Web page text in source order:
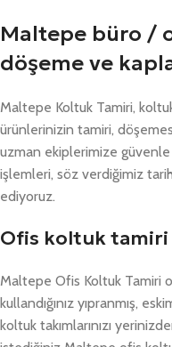
Maltepe büro /
döşeme ve
Maltepe Koltuk Tamiri,
ürünlerinizin tamiri,
uzman ekiplerimize güvenle
işlemleri, söz verdiğimiz
ediyoruz.
Ofis koltuk tamiri
Maltepe Ofis Koltuk Tamiri
kullandığınız yıpranmış,
koltuk takımlarınızı